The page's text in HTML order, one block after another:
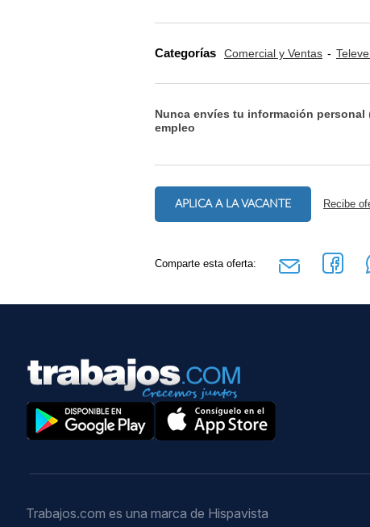
Categorías Comercial y Ventas
Nunca envíes tu información personal
empleo
APLICA A LA VACANTE Recibe
Comparte esta oferta:
Trabajos.com es una marca de Hispavista